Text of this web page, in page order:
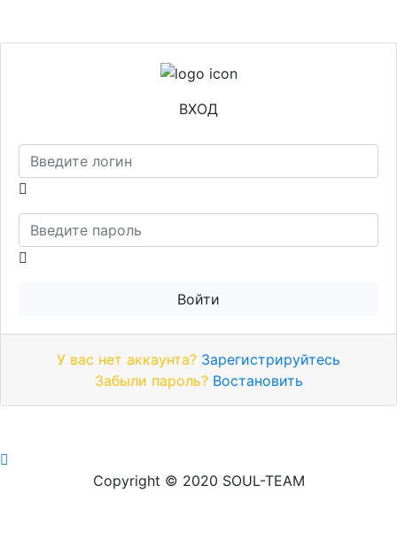
ВХОД
Логин
Пароль
Войти
У вас нет аккаунта? Зарегистрируйтесь
Забыли пароль? Востановить
Copyright © 2020 SOUL-TEAM